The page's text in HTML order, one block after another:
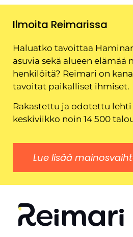
Ilmoita Reimarissa
Haluatko tavoittaa
asuvia sekä alueen elämää
henkilöitä? Reimari on
tavoitat paikalliset ihmiset.
Rakastettu ja odotettu
keskiviikko noin 14 500
Lue lisää